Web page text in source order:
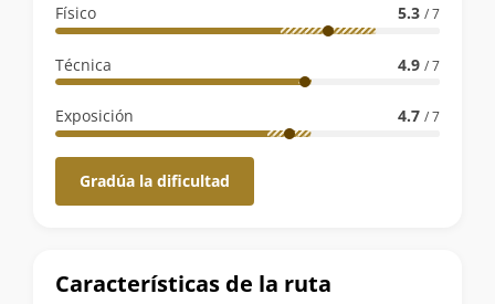
Físico
5.3 / 7
Técnica 4.9 / 7
Exposición 4.7 / 7
Gradúa la dificultad
Características de la ruta